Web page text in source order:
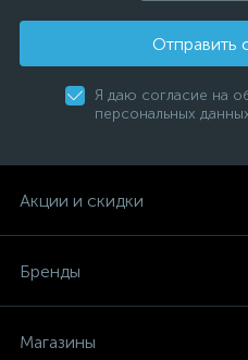
Отправить
Я даю согласие на
персональных
Акции и скидки
Бренды
Магазины